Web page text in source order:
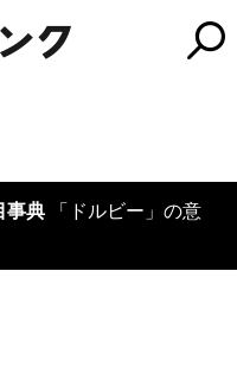
事典 「ドルビー」の意